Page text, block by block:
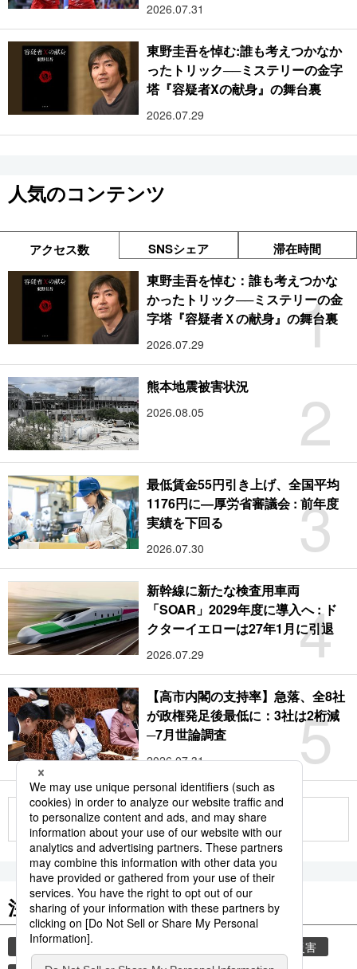
2026.07.31
東野圭吾を悼む:誰も考えつかなか
ったトリック──ミステリーの金字
塔『容疑者Xの献身』の舞台裏
2026.07.29
人気のコンテンツ
アクセス数 SNSシェア 滞在時間
1
東野圭吾を悼む：誰も考えつかな
かったトリック──ミステリーの金
字塔『容疑者Ｘの献身』の舞台裏
2026.07.29
2
熊本地震被害状況
2026.08.05
3
最低賃金55円引き上げ、全国平均
1176円に―厚労省審議会 : 前年度
実績を下回る
2026.07.30
4
新幹線に新たな検査用車両
「SOAR」2029年度に導入へ : ド
クターイエローは27年1月に引退
2026.07.29
5
【高市内閣の支持率】急落、全8社
が政権発足後最低に：3社は2桁減
─7月世論調査
2026.07.31
もっと見る
注目のキーワード
共同通信ニュース
気象・災害